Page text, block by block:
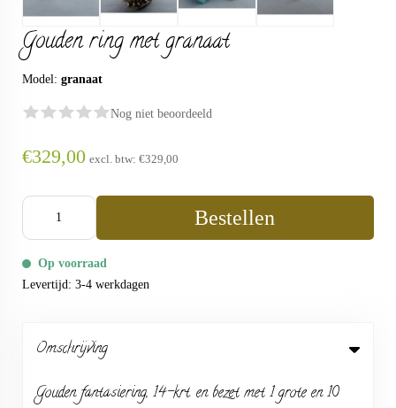
Gouden ring met granaat
Model: granaat
Nog niet beoordeeld
€329,00 excl. btw: €329,00
Bestellen
Op voorraad
Levertijd: 3-4 werkdagen
Omschrijving
Gouden fantasiering, 14-krt. en bezet met 1 grote en 10